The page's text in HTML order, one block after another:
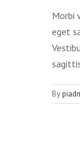
Morbi
eget
By